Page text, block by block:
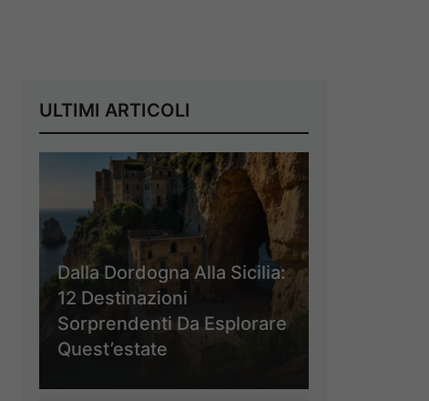
ULTIMI ARTICOLI
Dalla Dordogna Alla Sicilia:
12 Destinazioni
Sorprendenti Da Esplorare
Quest’estate